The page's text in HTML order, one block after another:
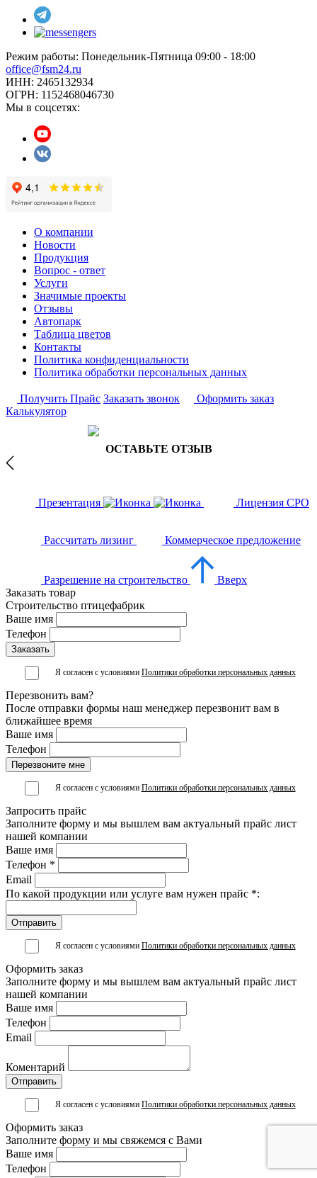
Режим работы: Понедельник-Пятница 09:00 - 18:00
office@fsm24.ru
ИНН: 2465132934
ОГРН: 1152468046730
Мы в соцсетях:
О компании
Новости
Продукция
Вопрос - ответ
Услуги
Значимые проекты
Отзывы
Автопарк
Таблица цветов
Контакты
Политика конфиденциальности
Политика обработки персональных данных
Получить Прайс Заказать звонок
Оформить заказ
Калькулятор
ОСТАВЬТЕ ОТЗЫВ
Презентация Лицензия СРО
Рассчитать лизинг Коммерческое предложение
Разрешение на строительство
Вверх
Заказать товар
Строительство птицефабрик
Ваше имя
Телефон
Я согласен с условиями Политики обработки персональных данных
Перезвонить вам?
После отправки формы наш менеджер перезвонит вам в
ближайшее время
Ваше имя
Телефон
Я согласен с условиями Политики обработки персональных данных
Запросить прайс
Заполните форму и мы вышлем вам актуальный прайс лист
нашей компании
Ваше имя
Телефон *
Email
По какой продукции или услуге вам нужен прайс *:
Я согласен с условиями Политики обработки персональных данных
Оформить заказ
Заполните форму и мы вышлем вам актуальный прайс лист
нашей компании
Ваше имя
Телефон
Email
Коментарий
Я согласен с условиями Политики обработки персональных данных
Оформить заказ
Заполните форму и мы свяжемся с Вами
Ваше имя
Телефон